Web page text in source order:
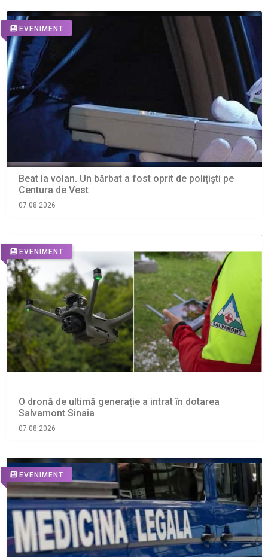
EVENIMENT
Beat la volan. Un bărbat a fost oprit de polițiști pe
Centura de Vest
07.08.2026
EVENIMENT
O dronă de ultimă generație a intrat în dotarea
Salvamont Sinaia
07.08.2026
EVENIMENT